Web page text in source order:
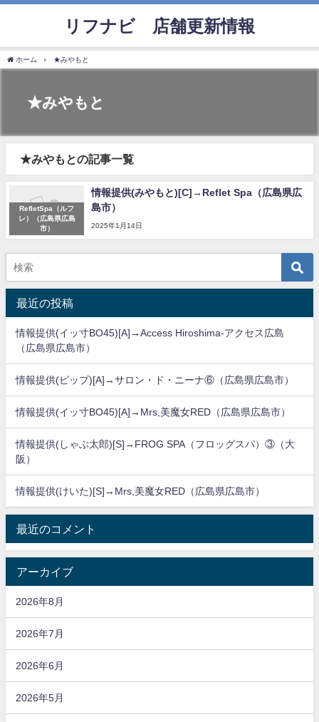
リフナビ®店舗更新情報
ホーム ★みやもと
★みやもと
★みやもとの記事一覧
RefletSpa（ルフ
レ）（広島県広島
市）
情報提供(みやもと)[C]→Reflet Spa（広島県広
島市）
2025年1月14日
最近の投稿
情報提供(イッ寸BO45)[A]→Access Hiroshima-アクセス広島
（広島県広島市）
情報提供(ピップ)[A]→サロン・ド・ニーナ⑥（広島県広島市）
情報提供(イッ寸BO45)[A]→Mrs,美魔女RED（広島県広島市）
情報提供(しゃぶ太郎)[S]→FROG SPA（フロッグスパ）③（大
阪）
情報提供(けいた)[S]→Mrs,美魔女RED（広島県広島市）
最近のコメント
アーカイブ
2026年8月
2026年7月
2026年6月
2026年5月